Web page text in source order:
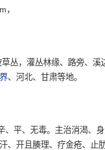
，
丛，灌丛林缘、路旁、溪
、河北、甘肃等地。
平、无毒。主治消渴、
、开且腠理、疗金疮、止